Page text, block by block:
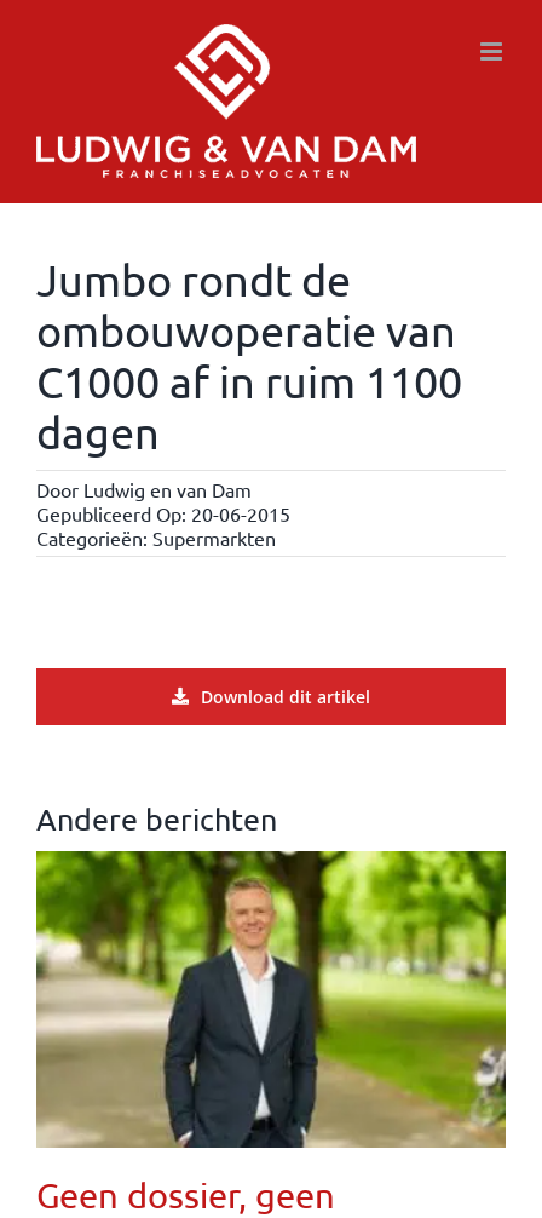
Jumbo rondt de
ombouwoperatie van
C1000 af in ruim 1100
dagen
Door Ludwig en van Dam
Gepubliceerd Op: 20-06-2015
Categorieën: Supermarkten
Download dit artikel
Andere berichten
Geen dossier, geen